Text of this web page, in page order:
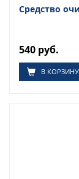
Средство
540 руб.
В КОРЗИНУ